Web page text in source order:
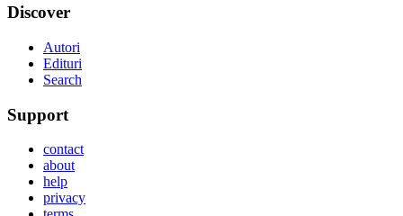
Discover
Autori
Edituri
Search
Support
contact
about
help
privacy